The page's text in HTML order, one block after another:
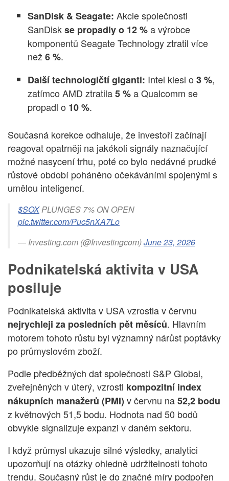
SanDisk & Seagate: Akcie společnosti
SanDiskse propadly o 12 %a výrobce
komponentů Seagate Technology ztratil více
než 6 %.
Další technologičtí giganti: Intel klesl o 3 %,
zatímco AMD ztratila5 %a Qualcomm se
propadl o 10 %.
Současná korekce odhaluje, že investoři začínají
reagovat opatrněji na jakékoli signály naznačující
možné nasycení trhu, poté co bylo nedávné prudké
růstové období poháněno očekáváními spojenými s
umělou inteligencí.
$SOXPLUNGES 7% ON OPEN
pic.twitter.com/Puc5nXA7Lo
— Investing.com (@Investingcom)June 23, 2026
Podnikatelská aktivita v USA
posiluje
Podnikatelská aktivita v USA vzrostla v červnu
nejrychleji za posledních pět měsíců. Hlavním
motorem tohoto růstu byl významný nárůst poptávky
po průmyslovém zboží.
Podle předběžných dat společnosti S&P Global,
zveřejněných v úterý, vzrostl kompozitní index
nákupních manažerů (PMI) v červnu na52,2 bodu
z květnových 51,5 bodu. Hodnota nad 50 bodů
obvykle signalizuje expanzi v daném sektoru.
I když průmysl ukazuje silné výsledky, analytici
upozorňují na otázky ohledně udržitelnosti tohoto
trendu. Současný růst je do značné míry podpořen